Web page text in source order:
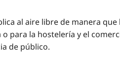
al aire libre de manera que
para la hostelería y el
de público.